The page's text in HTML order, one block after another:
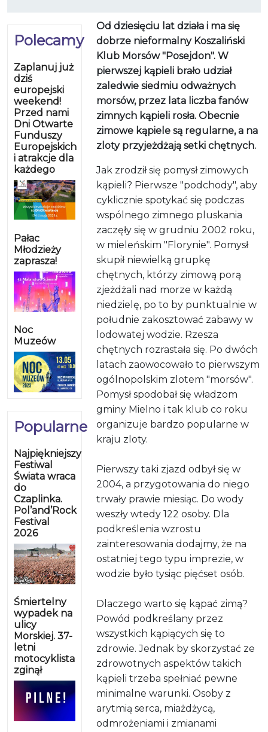
Polecamy
Zaplanuj już
dziś
europejski
weekend!
Przed nami
Dni Otwarte
Funduszy
Europejskich
i atrakcje dla
każdego
Pałac
Młodzieży
zaprasza!
Noc
Muzeów
Popularne
Najpiękniejszy
Festiwal
Świata wraca
do
Czaplinka.
Pol’and’Rock
Festival
2026
Śmiertelny
wypadek na
ulicy
Morskiej. 37-
letni
motocyklista
zginął
Od dziesięciu lat działa i ma się
dobrze nieformalny Koszaliński
Klub Morsów "Posejdon". W
pierwszej kąpieli brało udział
zaledwie siedmiu odważnych
morsów, przez lata liczba fanów
zimnych kąpieli rosła. Obecnie
zimowe kąpiele są regularne, a na
zloty przyjeżdżają setki chętnych.
Jak zrodził się pomysł zimowych
kąpieli? Pierwsze "podchody", aby
cyklicznie spotykać się podczas
wspólnego zimnego pluskania
zaczęły się w grudniu 2002 roku,
w mieleńskim "Florynie". Pomysł
skupił niewielką grupkę
chętnych, którzy zimową porą
zjeżdżali nad morze w każdą
niedzielę, po to by punktualnie w
południe zakosztować zabawy w
lodowatej wodzie. Rzesza
chętnych rozrastała się. Po dwóch
latach zaowocowało to pierwszym
ogólnopolskim zlotem "morsów".
Pomysł spodobał się władzom
gminy Mielno i tak klub co roku
organizuje bardzo popularne w
kraju zloty.
Pierwszy taki zjazd odbył się w
2004, a przygotowania do niego
trwały prawie miesiąc. Do wody
weszły wtedy 122 osoby. Dla
podkreślenia wzrostu
zainteresowania dodajmy, że na
ostatniej tego typu imprezie, w
wodzie było tysiąc pięćset osób.
Dlaczego warto się kąpać zimą?
Powód podkreślany przez
wszystkich kąpiących się to
zdrowie. Jednak by skorzystać ze
zdrowotnych aspektów takich
kąpieli trzeba spełniać pewne
minimalne warunki. Osoby z
arytmią serca, miażdżycą,
odmrożeniami i zmianami